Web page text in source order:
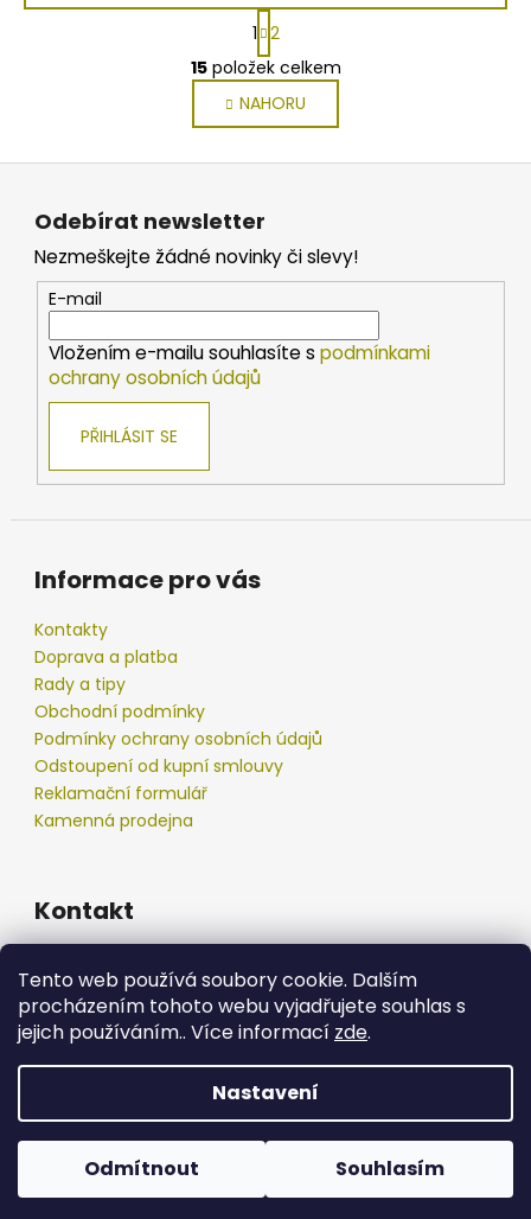
Tento web používá soubory cookie. Dalším
procházením tohoto webu vyjadřujete souhlas s
jejich používáním.. Více informací zde.
Nastavení
Odmítnout Souhlasím
O
v
l
á
d
c
p
r
v
k
y
u
S
t
r
á
n
k
o
n
í
1 2
15položek celkem
NAHORU
Odebírat newsletter
Nezmeškejte žádné novinky či slevy!
E-mail
Vložením e-mailu souhlasíte s podmínkami
ochrany osobních údajů
PŘIHLÁSIT SE
Informace pro vás
Kontakty
Doprava a platba
Rady a tipy
Obchodní podmínky
Podmínky ochrany osobních údajů
Odstoupení od kupní smlouvy
Reklamační formulář
Kamenná prodejna
Kontakt
777 192 550
777 192 550
Copyright 2026podberak.cz. Všechna práva